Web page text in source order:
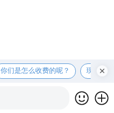
你们是怎么收费的呢？ 现在有